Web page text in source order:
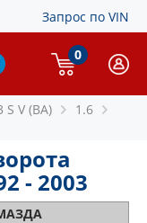
Запрос по VIN
0
S V (BA)
1.6
- 2003